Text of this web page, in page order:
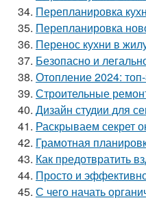
34. Перепланировка
35. Перепланировка
36. Перенос кухни в
37. Безопасно и
38. Отопление 2024:
39. Строительные
40. Дизайн студии для
41. Раскрываем секрет
42. Грамотная
43. Как предотвратить
44. Просто и
45. С чего начать